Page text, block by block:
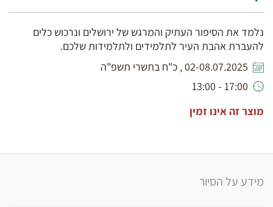
נלמד את הסיפור העתיק והמרגש של ירושלים ונרכוש כלים
להעברת אהבת העיר לתלמידים ולתלמידות שלכם.
02-08.07.2025 , כ"ח בתשרי תשפ"ה
17:00 - 13:00
מוצר זה אינו זמין
מידע על הסיור